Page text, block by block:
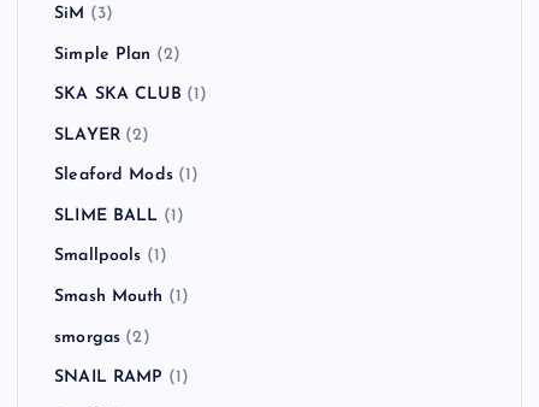
SiM (3)
Simple Plan (2)
SKA SKA CLUB (1)
SLAYER(2)
Sleaford Mods(1)
SLIME BALL (1)
Smallpools (1)
Smash Mouth (1)
smorgas (2)
SNAIL RAMP (1)